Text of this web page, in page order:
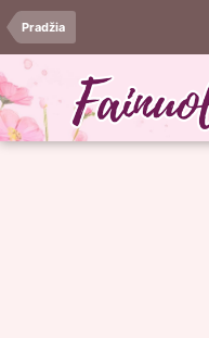
Pradžia